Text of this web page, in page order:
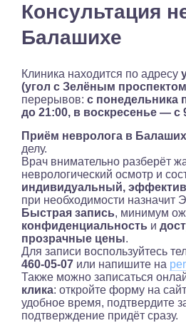
Консультация
Балашихе
Клиника находится по адресу
(угол с Зелёным
перерывов: с понедельника
до 21:00, в воскресенье — с
Приём невролога в
делу.
Врач внимательно разберёт
неврологический осмотр и
индивидуальный,
при необходимости
Быстрая запись, минимум
конфиденциальность и
прозрачные цены.
Для записи воспользуйтесь
460-05-07 или напишите на
Также можно записаться
клика: откройте форму на
удобное время, подтвердите
подтверждение придёт сразу.